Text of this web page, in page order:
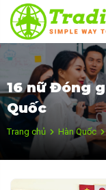
16 nữ Đóng
Quốc
Trang chủ Hàn Quốc